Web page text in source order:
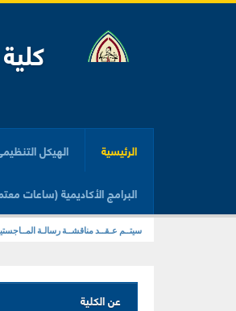
الرئيسية الهيكل
البرامج الأكاديمية (ساعات
سيتــم عـقــد مناقشــة رسالـة
عن الكلية